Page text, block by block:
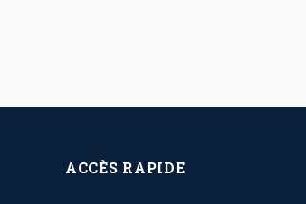
ACCÈS RAPIDE